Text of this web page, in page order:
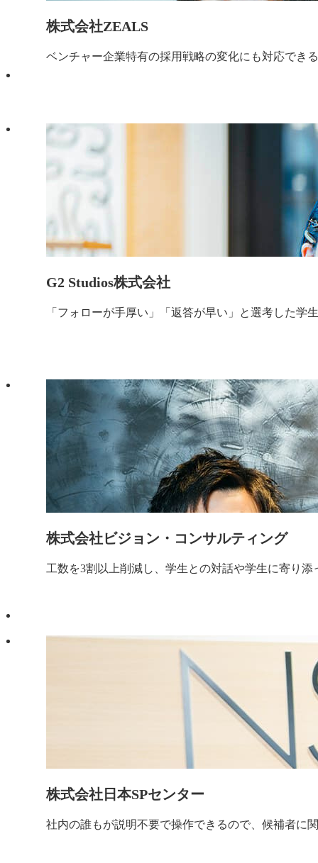
株式会社ZEALS
ベンチャー企業特有の採用戦略の変化にも対応でき
G2 Studios株式会社
「フォローが手厚い」「返答が早い」と選考した学
株式会社ビジョン・コンサルティング
工数を3割以上削減し、学生との対話や学生に寄り
株式会社日本SPセンター
社内の誰もが説明不要で操作できるので、候補者に